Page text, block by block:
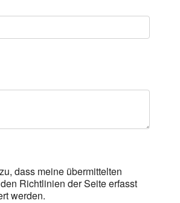
dass meine übermittelten
Richtlinien der Seite erfasst
werden.